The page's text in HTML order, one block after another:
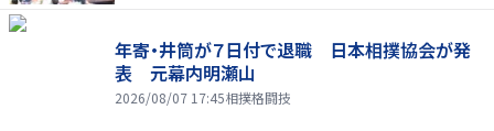
年寄・井筒が７日付で退職 日本相撲協会が発
表 元幕内明瀬山
2026/08/07 17:45相撲格闘技